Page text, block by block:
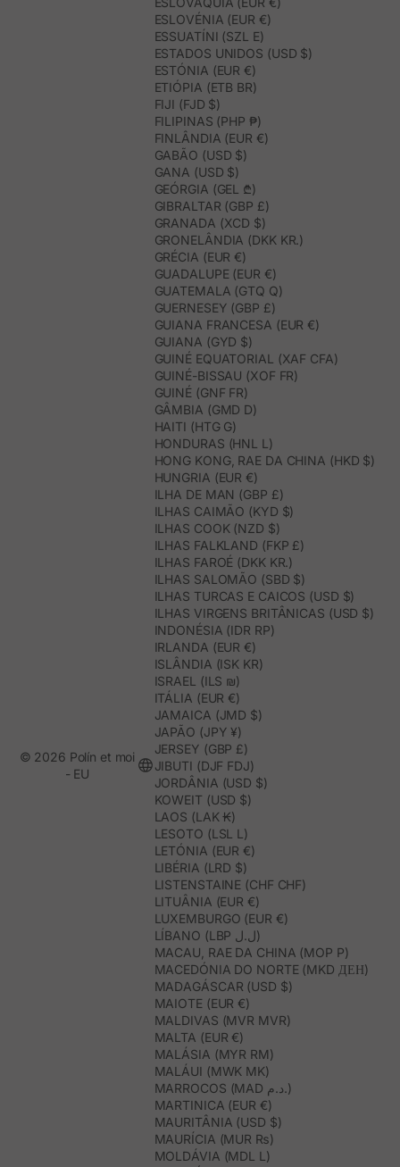
ESLOVÉNIA (EUR €)
ESSUATÍNI (SZL E)
ESTADOS UNIDOS (USD $)
ESTÓNIA (EUR €)
ETIÓPIA (ETB BR)
FIJI (FJD $)
FILIPINAS (PHP ₱)
FINLÂNDIA (EUR €)
GABÃO (USD $)
GANA (USD $)
GEÓRGIA (GEL ₾)
GIBRALTAR (GBP £)
GRANADA (XCD $)
GRONELÂNDIA (DKK KR.)
GRÉCIA (EUR €)
GUADALUPE (EUR €)
GUATEMALA (GTQ Q)
GUERNESEY (GBP £)
GUIANA FRANCESA (EUR €)
GUIANA (GYD $)
GUINÉ EQUATORIAL (XAF CFA)
GUINÉ-BISSAU (XOF FR)
GUINÉ (GNF FR)
GÂMBIA (GMD D)
HAITI (HTG G)
HONDURAS (HNL L)
HONG KONG, RAE DA CHINA (HKD $)
HUNGRIA (EUR €)
ILHA DE MAN (GBP £)
ILHAS CAIMÃO (KYD $)
ILHAS COOK (NZD $)
ILHAS FALKLAND (FKP £)
ILHAS FAROÉ (DKK KR.)
ILHAS SALOMÃO (SBD $)
ILHAS TURCAS E CAICOS (USD $)
ILHAS VIRGENS BRITÂNICAS (USD $)
INDONÉSIA (IDR RP)
IRLANDA (EUR €)
ISLÂNDIA (ISK KR)
ISRAEL (ILS ₪)
ITÁLIA (EUR €)
JAMAICA (JMD $)
JAPÃO (JPY ¥)
JERSEY (GBP £)
JIBUTI (DJF FDJ)
JORDÂNIA (USD $)
KOWEIT (USD $)
LAOS (LAK ₭)
LESOTO (LSL L)
LETÓNIA (EUR €)
LIBÉRIA (LRD $)
LISTENSTAINE (CHF CHF)
LITUÂNIA (EUR €)
LUXEMBURGO (EUR €)
LÍBANO (LBP ل.ل)
MACAU, RAE DA CHINA (MOP P)
MACEDÓNIA DO NORTE (MKD ДЕН)
MADAGÁSCAR (USD $)
MAIOTE (EUR €)
MALDIVAS (MVR MVR)
MALTA (EUR €)
MALÁSIA (MYR RM)
MALÁUI (MWK MK)
MARROCOS (MAD د.م.)
MARTINICA (EUR €)
MAURITÂNIA (USD $)
MAURÍCIA (MUR ₨)
MOLDÁVIA (MDL L)
© 2026 Polín et moi
- EU